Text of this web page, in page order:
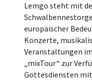
Lemgo steht mit
europäischer
Konzerte,
Veranstaltungen
„mixTour“ zur
Gottesdiensten mit